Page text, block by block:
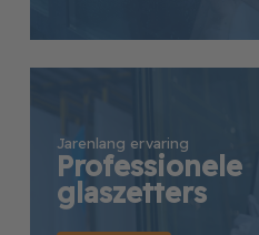
Jarenlang ervaring
Professionele
glaszetters